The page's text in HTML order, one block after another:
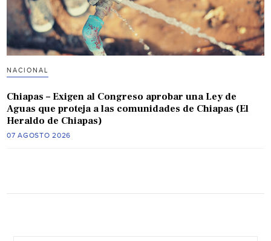
NACIONAL
Chiapas – Exigen al Congreso aprobar una Ley de
Aguas que proteja a las comunidades de Chiapas (El
Heraldo de Chiapas)
07 AGOSTO 2026